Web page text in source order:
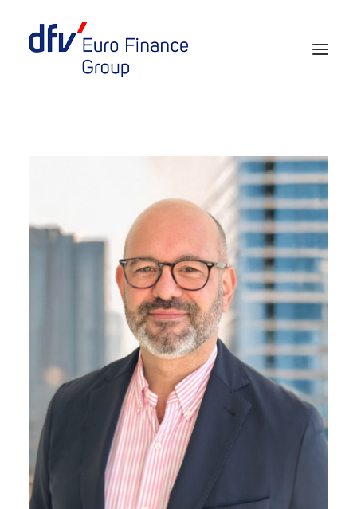
Media
European Banker of the Year
Search